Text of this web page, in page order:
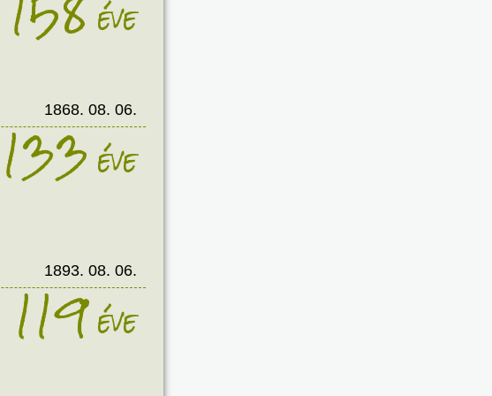
éve
1868. 08. 06.
133éve
1893. 08. 06.
119éve